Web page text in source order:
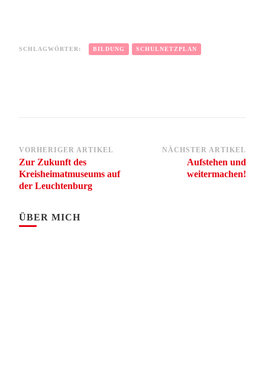
SCHLAGWÖRTER: BILDUNG SCHULNETZPLAN
Beitragsnavigation
VORHERIGER ARTIKEL
Zur Zukunft des
Kreisheimatmuseums auf
der Leuchtenburg
NÄCHSTER ARTIKEL
Aufstehen und
weitermachen!
ÜBER MICH